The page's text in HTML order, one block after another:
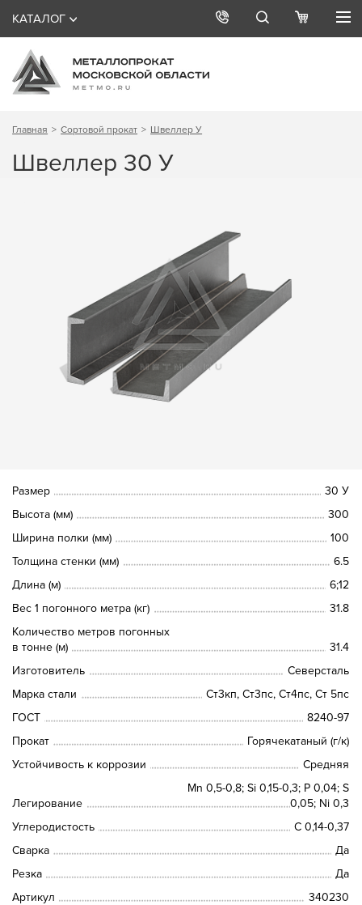
КАТАЛОГ
Главная Сортовой прокат Швеллер У
Швеллер 30 У
Размер
30 У
Высота (мм)
300
Ширина полки (мм)
100
Толщина стенки (мм)
6.5
Длина (м)
6;12
Вес 1 погонного метра (кг)
31.8
Количество метров погонных
в тонне (м)
31.4
Изготовитель
Северсталь
Марка стали
Ст3кп, Ст3пс, Ст4пс, Ст 5пс
ГОСТ
8240-97
Прокат
Горячекатаный (г/к)
Устойчивость к коррозии
Средняя
Легирование
Mn 0,5-0,8; Si 0,15-0,3; P 0,04; S
0,05; Ni 0,3
Углеродистость
C 0,14-0,37
Сварка
Да
Резка
Да
Артикул
340230